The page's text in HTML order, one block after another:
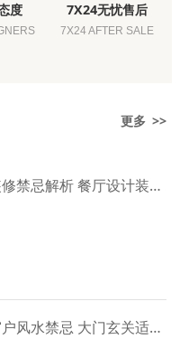
度 7X24无忧售后
7X24 AFTER SALE
更多 >>
餐厅设计装修禁忌解析 餐厅设计装修技巧介绍
大门玄关窗户风水禁忌 大门玄关适合摆放什么